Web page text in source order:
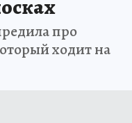
про
ходит на